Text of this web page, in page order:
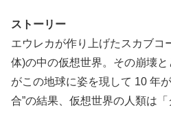
ストーリー
エウレカが作り上げたスカブコ
体)の中の仮想世界。その崩壊
がこの地球に姿を現して 10 年
合”の結果、仮想世界の人類は